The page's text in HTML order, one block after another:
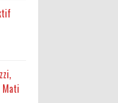
Mati